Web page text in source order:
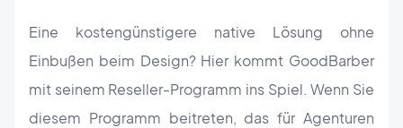
Eine kostengünstigere native Lösung ohne
Einbußen beim Design? Hier kommt GoodBarber
mit seinem Reseller-Programm ins Spiel. Wenn Sie
diesem Programm beitreten, das für Agenturen